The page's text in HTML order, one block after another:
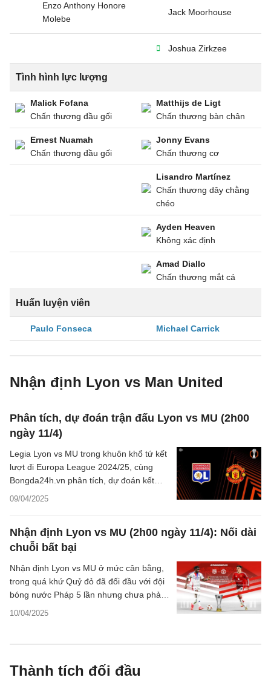
Enzo Anthony Honore
Molebe
Jack Moorhouse
Joshua Zirkzee
Tình hình lực lượng
Malick Fofana
Chấn thương đầu gối
Matthijs de Ligt
Chấn thương bàn chân
Ernest Nuamah
Chấn thương đầu gối
Jonny Evans
Chấn thương cơ
Lisandro Martínez
Chấn thương dây chằng
chéo
Ayden Heaven
Không xác định
Amad Diallo
Chấn thương mắt cá
Huấn luyện viên
Paulo Fonseca Michael Carrick
Nhận định Lyon vs Man United
Phân tích, dự đoán trận đấu Lyon vs MU (2h00
ngày 11/4)
09/04/2025
Legia Lyon vs MU trong khuôn khổ tứ kết
lượt đi Europa League 2024/25, cùng
Bongda24h.vn phân tích, dự đoán kết
quả, diễn biến trận đấu này.
Nhận định Lyon vs MU (2h00 ngày 11/4): Nối dài
chuỗi bất bại
10/04/2025
Nhận định Lyon vs MU ở mức cân bằng,
trong quá khứ Quỷ đỏ đã đối đầu với đội
bóng nước Pháp 5 lần nhưng chưa phải
nhận thất bại nào.
Thành tích đối đầu